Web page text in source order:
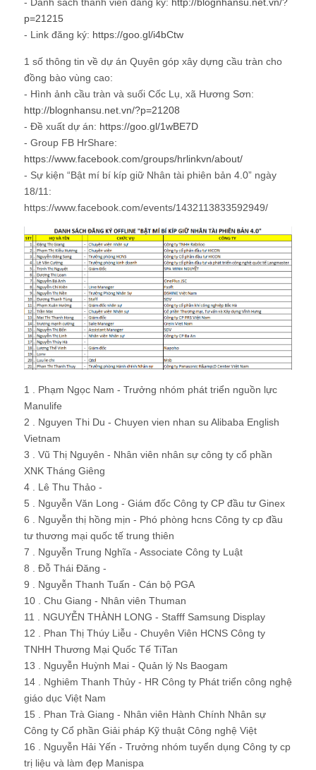
p=21215
- Link đăng ký: https://goo.gl/i4bCtw
1 số thông tin về dự án Quyên góp xây dựng cầu tràn cho
đồng bào vùng cao:
- Hình ảnh cầu tràn và suối Cốc Lụ, xã Hương Sơn:
http://blognhansu.net.vn/?p=21208
- Đề xuất dự án: https://goo.gl/1wBE7D
- Group FB HrShare:
https://www.facebook.com/groups/hrlinkvn/about/
- Sự kiện “Bật mí bí kíp giữ Nhân tài phiên bản 4.0” ngày
18/11:
https://www.facebook.com/events/1432113833592949/
1 . Phạm Ngọc Nam - Trưởng nhóm phát triển nguồn lực
Manulife
2 . Nguyen Thi Du - Chuyen vien nhan su Alibaba English
Vietnam
3 . Vũ Thị Nguyên - Nhân viên nhân sự công ty cổ phần
XNK Tháng Giêng
4 . Lê Thu Thảo -
5 . Nguyễn Văn Long - Giám đốc Công ty CP đầu tư Ginex
6 . Nguyễn thị hồng mịn - Phó phòng hcns Công ty cp đầu
tư thương mại quốc tế trung thiên
7 . Nguyễn Trung Nghĩa - Associate Công ty Luật
8 . Đỗ Thái Đăng -
9 . Nguyễn Thanh Tuấn - Cán bộ PGA
10 . Chu Giang - Nhân viên Thuman
11 . NGUYỄN THÀNH LONG - Stafff Samsung Display
12 . Phan Thị Thúy Liễu - Chuyên Viên HCNS Công ty
TNHH Thương Mại Quốc Tế TiTan
13 . Nguyễn Huỳnh Mai - Quản lý Ns Baogam
14 . Nghiêm Thanh Thủy - HR Công ty Phát triển công nghệ
giáo dục Việt Nam
15 . Phan Trà Giang - Nhân viên Hành Chính Nhân sự
Công ty Cổ phần Giải pháp Kỹ thuật Công nghệ Việt
16 . Nguyễn Hải Yến - Trưởng nhóm tuyển dụng Công ty cp
trị liệu và làm đẹp Manispa